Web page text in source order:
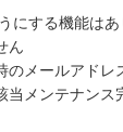
にする機能は
ん
のメールアドレ
メンテナンス